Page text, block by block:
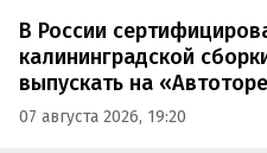
В России
калининградской
выпускать на
07 августа 2026, 19:20